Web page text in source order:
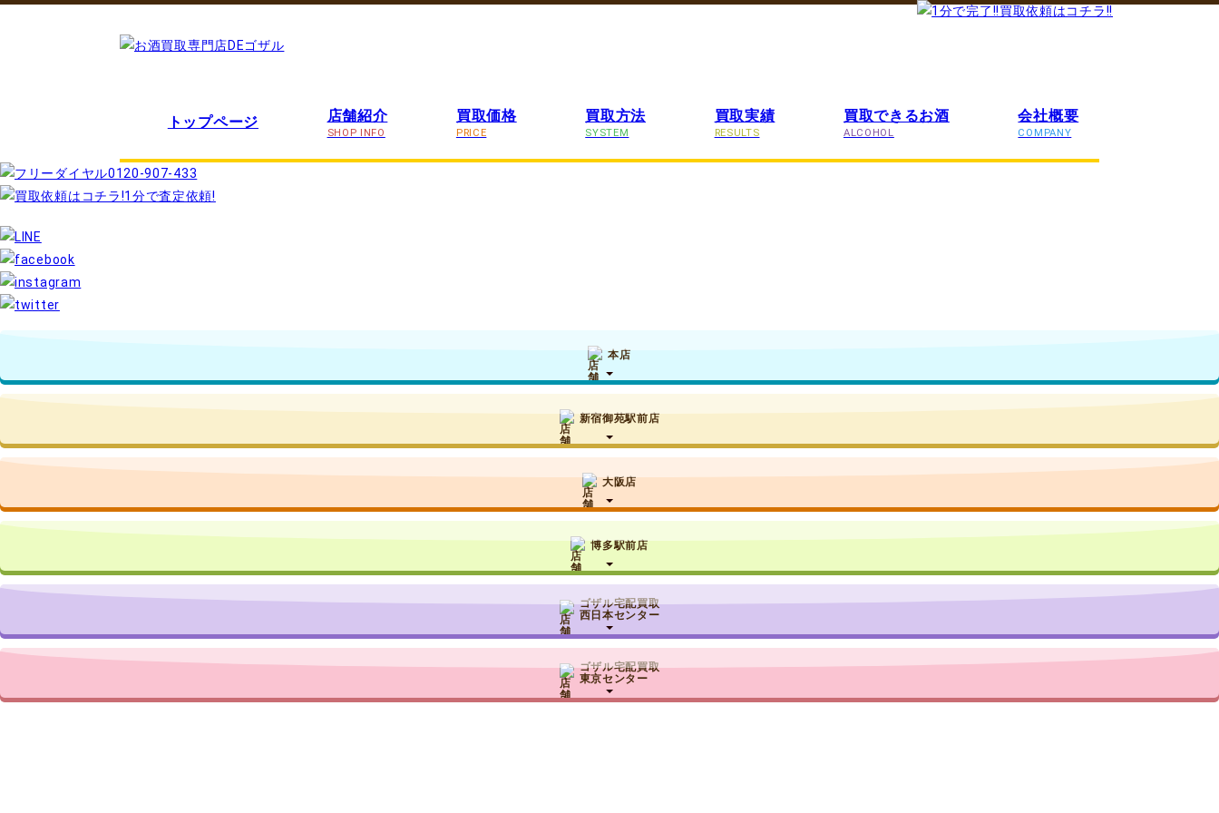
トップページ 店舗紹介
SHOP INFO
買取価格
PRICE
買取方法
SYSTEM
買取実績
RESULTS
買取できるお酒
ALCOHOL
会社概要
COMPANY
本店
新宿御苑駅前店
大阪店
博多駅前店
ゴザル宅配買取
西日本センター
ゴザル宅配買取
東京センター